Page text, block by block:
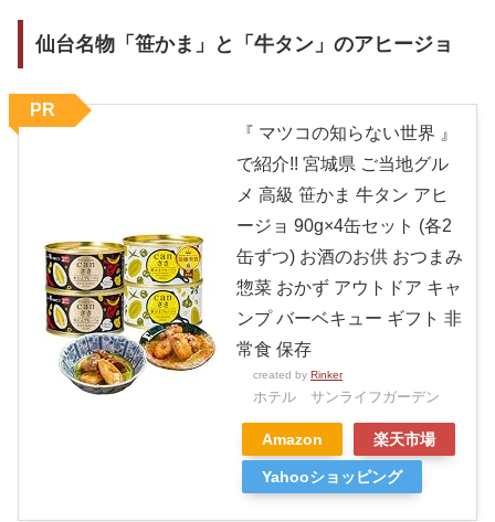
仙台名物「笹かま」と「牛タン」のアヒージョ
『 マツコの知らない世界 』
で紹介!! 宮城県 ご当地グル
メ 高級 笹かま 牛タン アヒ
ージョ 90g×4缶セット (各2
缶ずつ) お酒のお供 おつまみ
惣菜 おかず アウトドア キャ
ンプ バーベキュー ギフト 非
常食 保存
created by Rinker
ホテル サンライフガーデン
Amazon 楽天市場
Yahooショッピング
PR